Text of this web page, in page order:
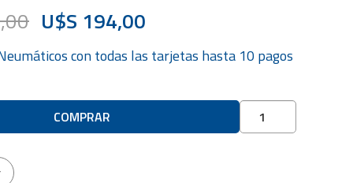
U$S 194,00
con todas las tarjetas hasta 10 pagos
Neumáticos
Cubierta
COMPRAR